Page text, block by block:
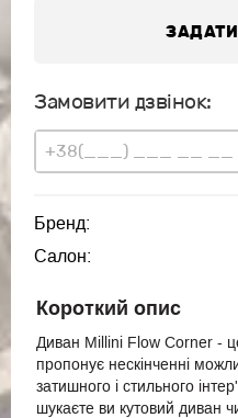
Замовити дзвінок:
Бренд:
Салон:
Короткий опис
Диван Millini Flow Corner -
пропонує нескінченні
затишного і стильного
шукаєте ви кутовий диван